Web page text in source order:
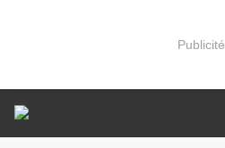
Publicité